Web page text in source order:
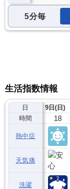
5分毎
生活指数情報
日
時間
熱中症
天気痛
洗濯
9日(日)
18